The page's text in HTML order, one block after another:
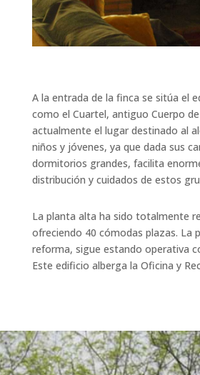
A la entrada de la finca se sitúa el
como el Cuartel, antiguo Cuerpo
actualmente el lugar destinado al
niños y jóvenes, ya que dada sus
dormitorios grandes, facilita
distribución y cuidados de estos
La planta alta ha sido totalmente
ofreciendo 40 cómodas plazas. La
reforma, sigue estando operativa
Este edificio alberga la Oficina y